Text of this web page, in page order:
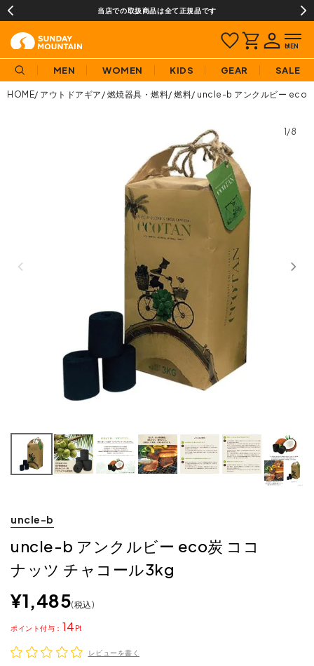
当店での取扱商品は全て正規品です
MEN WOMEN KIDS GEAR SALE
HOME アウトドアギア 燃焼器具・燃料 燃料 uncle-b アンクルビー eco
1/8
uncle-b
uncle-b アンクルビー eco炭 ココ
ナッツ チャコール3kg
¥1,485 税込
14
ポイント
レビューを書く